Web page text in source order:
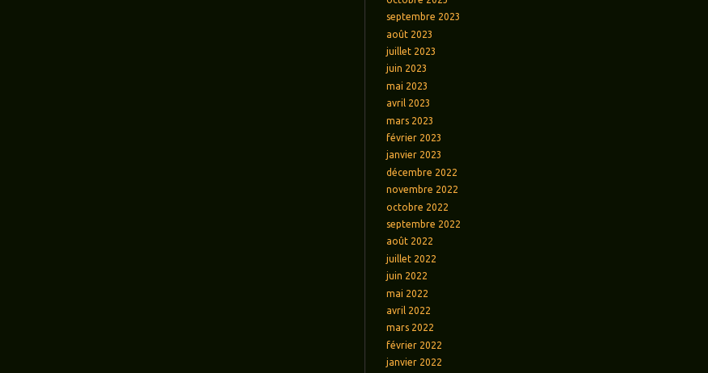
septembre 2023
août 2023
juillet 2023
juin 2023
mai 2023
avril 2023
mars 2023
février 2023
janvier 2023
décembre 2022
novembre 2022
octobre 2022
septembre 2022
août 2022
juillet 2022
juin 2022
mai 2022
avril 2022
mars 2022
février 2022
janvier 2022